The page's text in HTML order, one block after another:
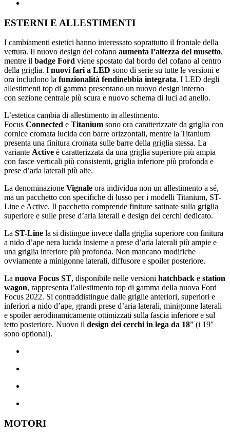
ESTERNI E ALLESTIMENTI
I cambiamenti estetici hanno interessato soprattutto il frontale della
vettura. Il nuovo design del cofano aumenta l’altezza del musetto,
mentre il badge Ford viene spostato dal bordo del cofano al centro
della griglia. I nuovi fari a LED sono di serie su tutte le versioni e
ora includono la funzionalità fendinebbia integrata. I LED degli
allestimenti top di gamma presentano un nuovo design interno
con sezione centrale più scura e nuovo schema di luci ad anello.
L’estetica cambia di allestimento in allestimento.
Focus Connected e Titanium sono ora caratterizzate da griglia con
cornice cromata lucida con barre orizzontali, mentre la Titanium
presenta una finitura cromata sulle barre della griglia stessa. La
variante Active è caratterizzata da una griglia superiore più ampia
con fasce verticali più consistenti, griglia inferiore più profonda e
prese d’aria laterali più alte.
La denominazione Vignale ora individua non un allestimento a sé,
ma un pacchetto con specifiche di lusso per i modelli Titanium, ST-
Line e Active. Il pacchetto comprende finiture satinate sulla griglia
superiore e sulle prese d’aria laterali e design dei cerchi dedicato.
La ST-Line la si distingue invece dalla griglia superiore con finitura
a nido d’ape nera lucida insieme a prese d’aria laterali più ampie e
una griglia inferiore più profonda. Non mancano modifiche
ovviamente a minigonne laterali, diffusore e spoiler posteriore.
La nuova Focus ST, disponibile nelle versioni hatchback e station
wagon, rappresenta l’allestimento top di gamma della nuova Ford
Focus 2022. Si contraddistingue dalle griglie anteriori, superiori e
inferiori a nido d’ape, grandi prese d’aria laterali, minigonne laterali
e spoiler aerodinamicamente ottimizzati sulla fascia inferiore e sul
tetto posteriore. Nuovo il design dei cerchi in lega da 18” (i 19″
sono optional).
MOTORI